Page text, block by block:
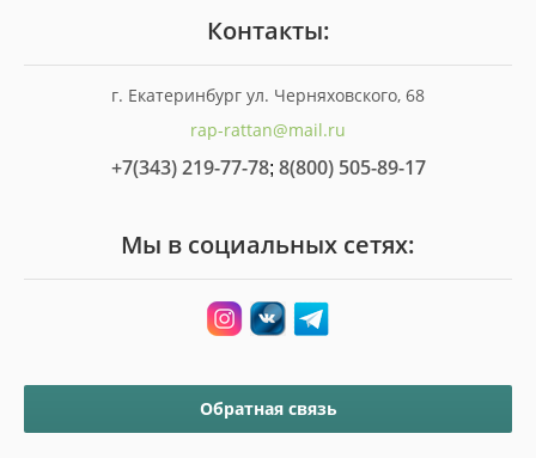
Контакты:
г. Екатеринбург ул. Черняховского, 68
rap-rattan@mail.ru
+7(343) 219-77-78; 8(800) 505-89-17
Мы в социальных сетях:
Обратная связь